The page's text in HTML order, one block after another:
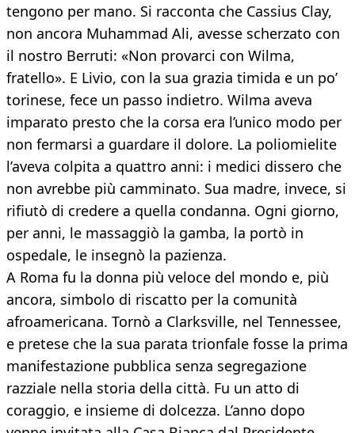
tengono per mano. Si racconta che Cassius Clay,
non ancora Muhammad Ali, avesse scherzato con
il nostro Berruti: «Non provarci con Wilma,
fratello». E Livio, con la sua grazia timida e un po’
torinese, fece un passo indietro. Wilma aveva
imparato presto che la corsa era l’unico modo per
non fermarsi a guardare il dolore. La poliomielite
l’aveva colpita a quattro anni: i medici dissero che
non avrebbe più camminato. Sua madre, invece, si
rifiutò di credere a quella condanna. Ogni giorno,
per anni, le massaggiò la gamba, la portò in
ospedale, le insegnò la pazienza.
A Roma fu la donna più veloce del mondo e, più
ancora, simbolo di riscatto per la comunità
afroamericana. Tornò a Clarksville, nel Tennessee,
e pretese che la sua parata trionfale fosse la prima
manifestazione pubblica senza segregazione
razziale nella storia della città. Fu un atto di
coraggio, e insieme di dolcezza. L’anno dopo